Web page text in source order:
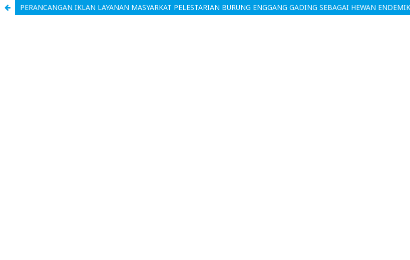
PERANCANGAN IKLAN LAYANAN MASYARKAT PELESTARIAN BURUNG ENGGANG GADING SEBAGAI HEWAN